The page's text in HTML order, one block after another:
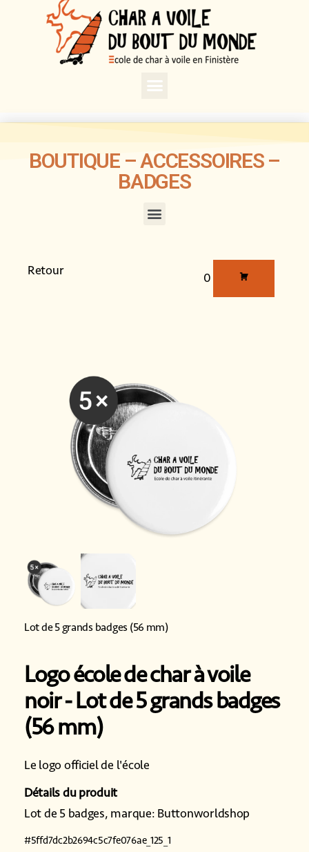
BOUTIQUE – ACCESSOIRES –
BADGES
Retour
0
Lot de 5 grands badges (56 mm)
Logo école de char à voile
noir Lot de 5 grands badges
(56 mm)
Le logo officiel de l'école
Détails du produit
Lot de 5 badges, marque: Buttonworldshop
#5ffd7dc2b2694c5c7fe076ae_125_1